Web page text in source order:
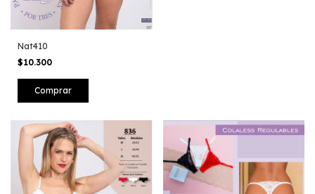
Nat410
$10.300
Comprar